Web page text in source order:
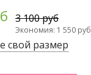
3 100 руб
Экономия: 1 550 руб
свой размер